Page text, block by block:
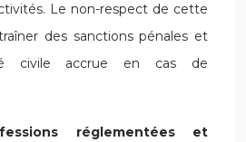
Le non-respect de cette
des sanctions pénales et
civile accrue en cas de
réglementées et